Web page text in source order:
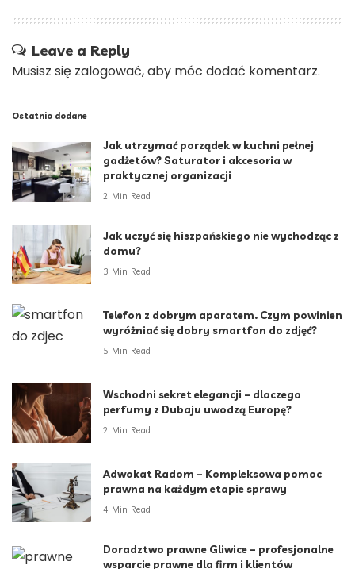
Leave a Reply
Musisz się zalogować, aby móc dodać komentarz.
Ostatnio dodane
Jak utrzymać porządek w kuchni pełnej
gadżetów? Saturator i akcesoria w
praktycznej organizacji
2 Min Read
Jak uczyć się hiszpańskiego nie wychodząc z
domu?
3 Min Read
Telefon z dobrym aparatem. Czym powinien
wyróżniać się dobry smartfon do zdjęć?
5 Min Read
Wschodni sekret elegancji – dlaczego
perfumy z Dubaju uwodzą Europę?
2 Min Read
Adwokat Radom – Kompleksowa pomoc
prawna na każdym etapie sprawy
4 Min Read
Doradztwo prawne Gliwice – profesjonalne
wsparcie prawne dla firm i klientów